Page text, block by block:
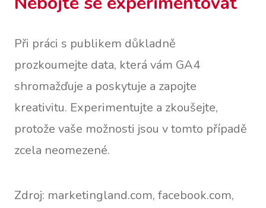
Při práci s publikem důkladně
prozkoumejte data, která vám GA4
shromažďuje a poskytuje a zapojte
kreativitu. Experimentujte a zkoušejte,
protože vaše možnosti jsou v tomto případě
zcela neomezené.
Zdroj: marketingland.com, facebook.com,